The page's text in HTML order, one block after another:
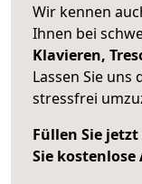
Wir kennen
Ihnen bei
Klavieren,
Lassen Sie
stressfrei
Füllen Sie
Sie kostenlose